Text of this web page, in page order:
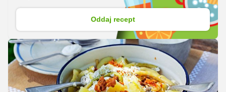
Oddaj recept